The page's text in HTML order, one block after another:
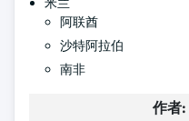
阿联酋
沙特阿拉伯
南非
作者: